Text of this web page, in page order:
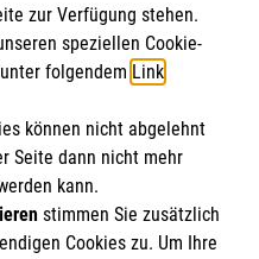
zur Verfügung stehen.
speziellen Cookie-
folgendem Link.
können nicht abgelehnt
Seite dann nicht mehr
kann.
stimmen Sie zusätzlich
Cookies zu. Um Ihre